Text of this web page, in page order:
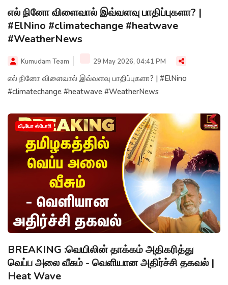
எல் நினோ விளைவால் இவ்வளவு பாதிப்புகளா? |
#ElNino #climatechange #heatwave
#WeatherNews
Kumudam Team 29 May 2026, 04:41 PM
எல் நினோ விளைவால் இவ்வளவு பாதிப்புகளா? | #ElNino
#climatechange #heatwave #WeatherNews
வீடியோ ஸ்டோரி
BREAKING :வெயிலின் தாக்கம் அதிகரித்து
வெப்ப அலை வீசும் - வெளியான அதிர்ச்சி தகவல் |
Heat Wave